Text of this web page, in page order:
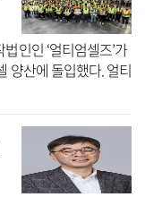
인인 ‘얼티엄셀즈’가
양산에 돌입했다. 얼티
ESS용 리튬인산철